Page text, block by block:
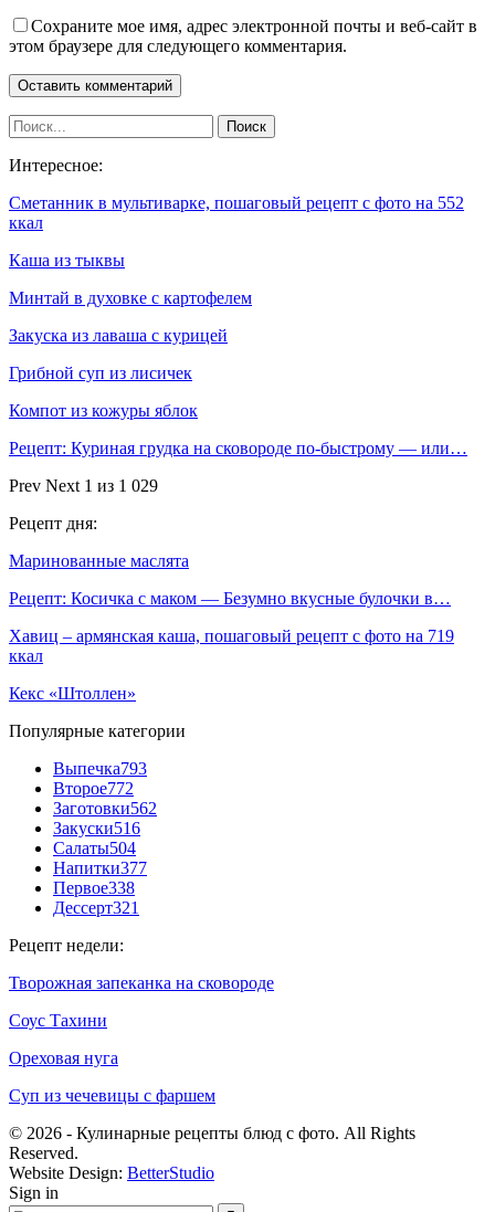
Сохраните мое имя, адрес электронной почты и веб-сайт в
этом браузере для следующего комментария.
Интересное:
Сметанник в мультиварке, пошаговый рецепт с фото на 552
ккал
Каша из тыквы
Минтай в духовке с картофелем
Закуска из лаваша с курицей
Грибной суп из лисичек
Компот из кожуры яблок
Рецепт: Куриная грудка на сковороде по-быстрому — или…
Prev Next 1 из 1 029
Рецепт дня:
Маринованные маслята
Рецепт: Косичка с маком — Безумно вкусные булочки в…
Хавиц – армянская каша, пошаговый рецепт с фото на 719
ккал
Кекс «Штоллен»
Популярные категории
Выпечка793
Второе772
Заготовки562
Закуски516
Салаты504
Напитки377
Первое338
Дессерт321
Рецепт недели:
Творожная запеканка на сковороде
Соус Тахини
Ореховая нуга
Суп из чечевицы с фаршем
© 2026 - Кулинарные рецепты блюд с фото. All Rights
Reserved.
Website Design: BetterStudio
Sign in